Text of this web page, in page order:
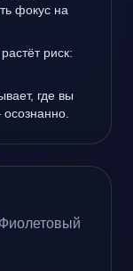
фокус на
риск:
где вы